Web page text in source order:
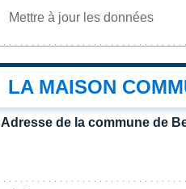
Mettre à jour les données
LA MAISON
Adresse de la commune de